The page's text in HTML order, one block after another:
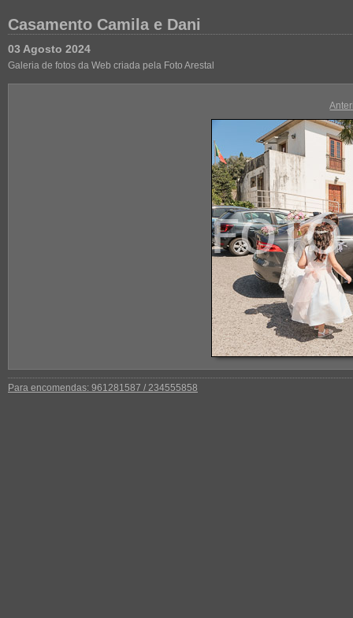
Casamento Camila e Dani
03 Agosto 2024
Galeria de fotos da Web criada pela Foto Arestal
Para encomendas: 961281587 / 234555858